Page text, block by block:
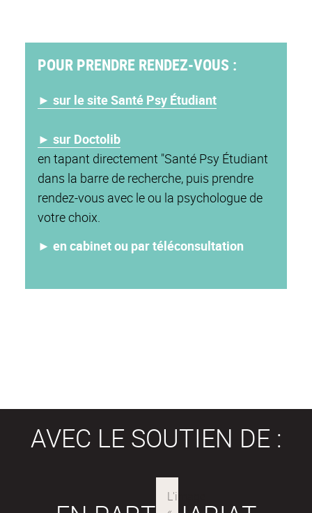
POUR PRENDRE RENDEZ-VOUS :
► sur le site Santé Psy Étudiant
► sur Doctolib
en tapant directement "Santé Psy Étudiant
dans la barre de recherche, puis prendre
rendez-vous avec le ou la psychologue de
votre choix.
► en cabinet ou par téléconsultation
AVEC LE SOUTIEN DE :